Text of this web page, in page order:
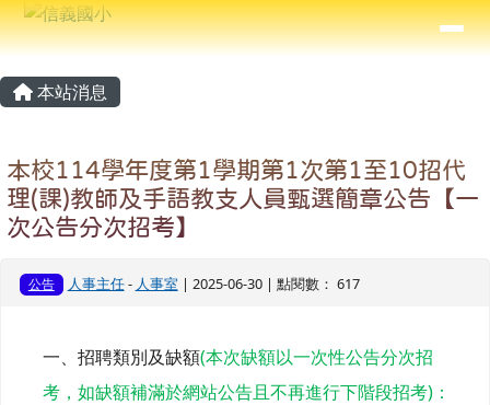
跳至主內容區
信義國小
⏸
導覽列
主內容區域
本站消息
本校114學年度第1學期第1次第1至10招代
理(課)教師及手語教支人員甄選簡章公告【一
次公告分次招考】
公告 人事主任- 人事室 | 2025-06-30 | 點閱數： 617
一、招聘類別及缺額(本次缺額以一次性公告分次招
考，如缺額補滿於網站公告且不再進行下階段招考) ：
頁尾區域